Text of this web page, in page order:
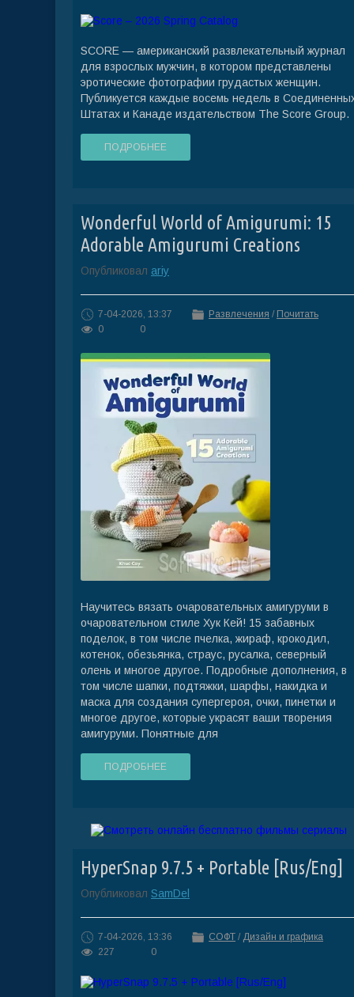
SCORE — американский развлекательный журнал
для взрослых мужчин, в котором представлены
эротические фотографии грудастых женщин.
Публикуется каждые восемь недель в
Штатах и Канаде издательством The Score Group.
ПОДРОБНЕЕ
Wonderful World of Amigurumi: 15
Adorable Amigurumi Creations
Опубликовал ariy
7-04-2026, 13:37 Развлечения / Почитать
0
0
Научитесь вязать очаровательных амигуруми в
очаровательном стиле Хук Кей! 15 забавных
поделок, в том числе пчелка, жираф, крокодил,
котенок, обезьянка, страус, русалка, северный
олень и многое другое. Подробные дополнения, в
том числе шапки, подтяжки, шарфы, накидка и
маска для создания супергероя, очки, пинетки и
многое другое, которые украсят ваши творения
амигуруми. Понятные для
ПОДРОБНЕЕ
HyperSnap 9.7.5 + Portable [Rus/Eng]
Опубликовал SamDel
7-04-2026, 13:36 СОФТ / Дизайн и графика
227
0